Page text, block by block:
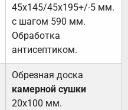
45х145/45х195+/-5 мм.
с шагом 590 мм.
Обработка
антисептиком.
Обрезная доска
камерной сушки
20х100 мм.